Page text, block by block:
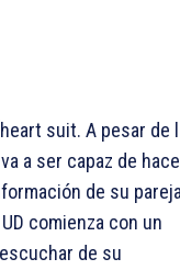
. A pesar de
a ser capaz de
de su
comienza con un
de su